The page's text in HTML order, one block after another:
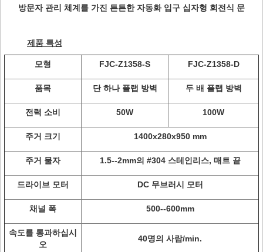
방문자 관리 체계를 가진 튼튼한 자동화 입구 십자형 회전식 문
제품 특성
모형 FJC-Z1358-S FJC-Z1358-D
품목 단 하나 플랩 방벽 두 배 플랩 방벽
전력 소비 50W 100W
주거 크기 1400x280x950 mm
주거 물자 1.5--2mm의 #304 스테인리스, 매트 끝
드라이브 모터 DC 무브러시 모터
채널 폭 500--600mm
속도를 통과하십시
오
40명의 사람/min.